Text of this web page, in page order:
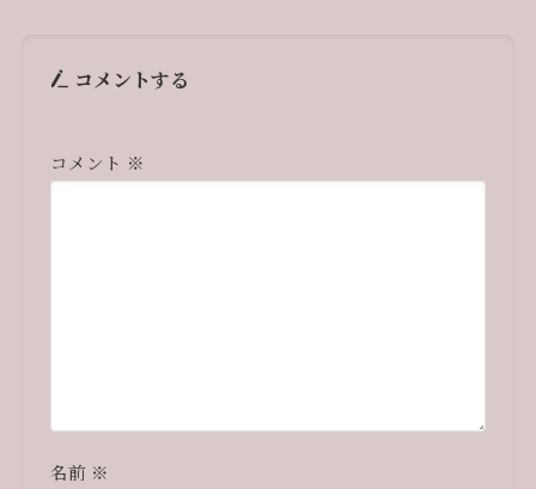
コメントする
コメント ※
名前 ※